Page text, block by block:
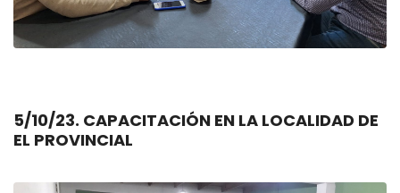
5/10/23. CAPACITACIÓN EN LA LOCALIDAD DE
EL PROVINCIAL